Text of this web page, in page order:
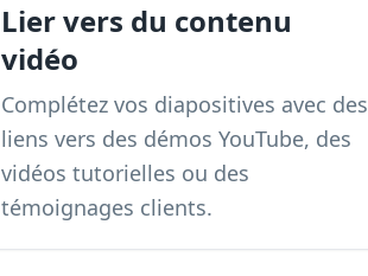
Lier vers du contenu
vidéo
Complétez vos diapositives avec des
liens vers des démos YouTube, des
vidéos tutorielles ou des
témoignages clients.